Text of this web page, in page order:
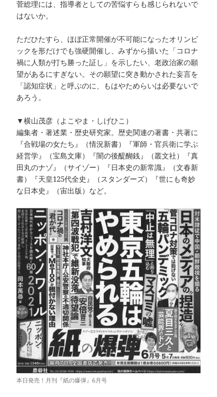
菅総理には、指導者としての苦悩すらも感じられないで
はないか。
ただひたすら、ほぼ正常開催が不可能になったオリンピ
ックを形だけでも強硬開催し、みずから描いた「コロナ
禍に人類が打ち勝った証し」を示したい、老政治家の願
望があるにすぎない。その願望に突き動かされた妄言を
「認知症状」と呼ぶのに、もはやためらいは必要ないで
あろう。
▼横山茂彦（よこやま・しげひこ）
編集者・著述業・歴史研究家。歴史関連の著書・共著に
『合戦場の女たち』（情況新書）『軍師・官兵衛に学ぶ
経営学』（宝島文庫）『闇の後醍醐銭』（叢文社）『真
田丸のナゾ』（サイゾー）『日本史の新常識』（文春新
書）『天皇125代全史』（スタンダーズ）『世にも奇妙
な日本史』（宙出版）など。
本日発売！月刊『紙の爆弾』6月号